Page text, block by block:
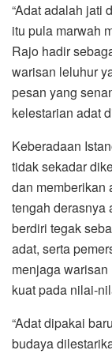
“Adat adalah jati
itu pula marwah
Rajo hadir
warisan leluhur
pesan yang
kelestarian adat
Keberadaan
tidak sekadar
dan memberikan
tengah derasnya
berdiri tegak
adat, serta
menjaga
kuat pada nilai-
“Adat dipakai
budaya